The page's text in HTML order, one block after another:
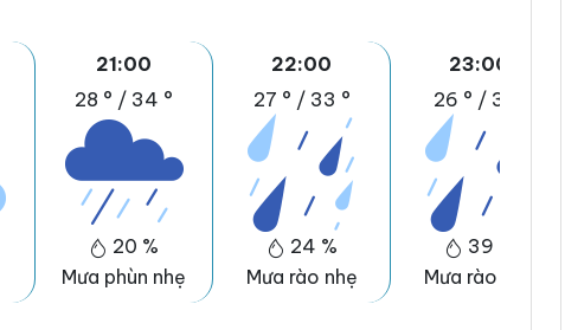
21:00
28 ° / 34 °
20 %
Mưa phùn nhẹ
22:00
27 ° / 33 °
24 %
Mưa rào nhẹ
23:00
26 ° / 31 °
39 %
Mưa rào nhẹ